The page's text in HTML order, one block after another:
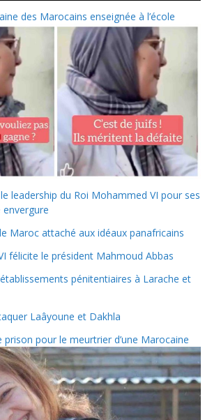
des Marocains enseignée à l’école
leadership du Roi Mohammed VI pour ses
Maroc attaché aux idéaux panafricains
félicite le président Mahmoud Abbas
pénitentiaires à Larache et
Laâyoune et Dakhla
prison pour le meurtrier d’une Marocaine